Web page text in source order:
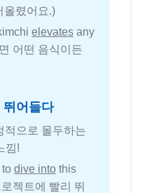
올렸어요.)
elevates any
어떤 음식이든
어들다
적으로 몰두하는
낌!
to dive into this
젝트에 빨리 뛰